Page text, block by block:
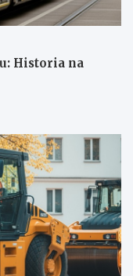
Historia na